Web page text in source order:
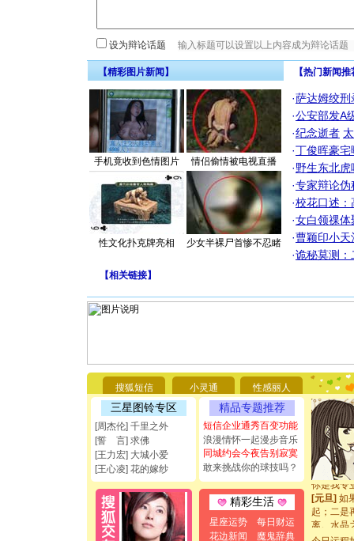
设为辩论话题
【精彩图片新闻】
手机竟收到色情图片 情侣偷情被电视直播
性文化扑克牌亮相 少女半裸尸首惨不忍睹
【热门新闻
·萨达姆绞刑
·公安部发A
·纪念逝者
·丁俊晖豪
·野生东北
·专家辩论伪
·校花口述：
·女白领祼体
·曹颖印小天
·诡秘莫测：
【相关链接】
搜狐短信 小灵通 性感丽人
三星图铃专区
[周杰伦] 千里之外
[誓 言] 求佛
[王力宏] 大城小爱
[王心凌] 花的嫁纱
精品专题推荐
短信企业通秀百变功能
浪漫情怀一起漫步音乐
同城约会今夜告别寂寞
敢来挑战你的球技吗？
精彩生活
星座运势
每日财运
花边新闻
魔鬼辞典
[圣诞节]
能正大光
都要快乐
[圣诞节]
如意,快
[元旦]看
断电。爱
你是我专
[元旦]如
起；二是
离。水晶
[元旦]当